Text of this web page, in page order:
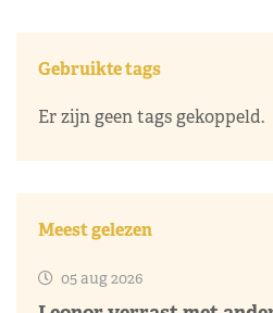
Gebruikte tags
Er zijn geen tags gekoppeld.
Meest gelezen
05 aug 2026